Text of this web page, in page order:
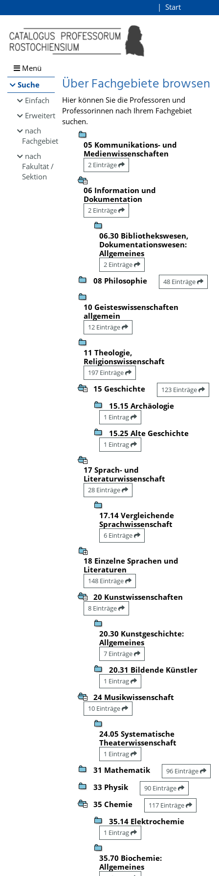
Browsen
direkt zum Inhalt
Start
Menü
Suche
Einfach
Erweitert
nach
Fachgebiet
nach
Fakultät /
Sektion
Über Fachgebiete browsen
Hier können Sie die Professoren und
Professorinnen nach Ihrem Fachgebiet
suchen.
05 Kommunikations- und
Medienwissenschaften
2 Einträge
06 Information und
Dokumentation
2 Einträge
06.30 Bibliothekswesen,
Dokumentationswesen:
Allgemeines
2 Einträge
08 Philosophie 48 Einträge
10 Geisteswissenschaften
allgemein
12 Einträge
11 Theologie,
Religionswissenschaft
197 Einträge
15 Geschichte 123 Einträge
15.15 Archäologie
1 Eintrag
15.25 Alte Geschichte
1 Eintrag
17 Sprach- und
Literaturwissenschaft
28 Einträge
17.14 Vergleichende
Sprachwissenschaft
6 Einträge
18 Einzelne Sprachen und
Literaturen
148 Einträge
20 Kunstwissenschaften
8 Einträge
20.30 Kunstgeschichte:
Allgemeines
7 Einträge
20.31 Bildende Künstler
1 Eintrag
24 Musikwissenschaft
10 Einträge
24.05 Systematische
Theaterwissenschaft
1 Eintrag
31 Mathematik 96 Einträge
33 Physik 90 Einträge
35 Chemie 117 Einträge
35.14 Elektrochemie
1 Eintrag
35.70 Biochemie:
Allgemeines